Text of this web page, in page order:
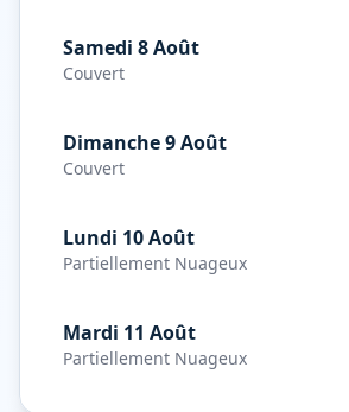
Samedi 8 Août
Couvert
Dimanche 9 Août
Couvert
Lundi 10 Août
Partiellement Nuageux
Mardi 11 Août
Partiellement Nuageux